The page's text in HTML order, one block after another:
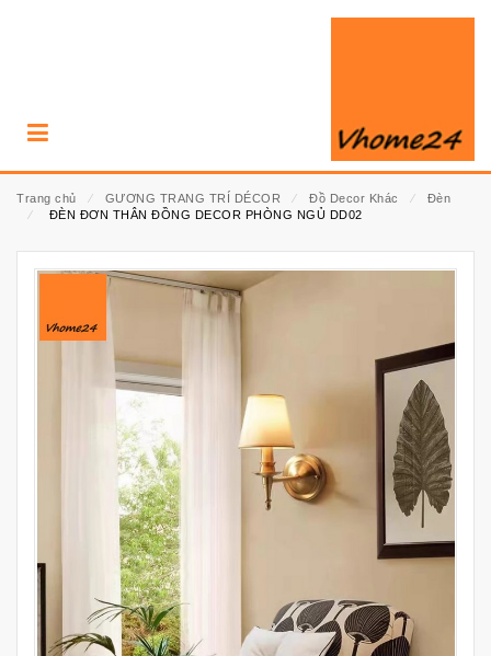
Trang chủ ⁄ GƯƠNG TRANG TRÍ DÉCOR ⁄ Đồ Decor Khác ⁄
Đèn
⁄
ĐÈN ĐƠN THÂN ĐỒNG DECOR PHÒNG NGỦ DD02